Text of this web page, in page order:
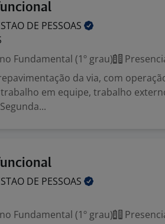
DE PESSOAS
Fundamental (1º grau)
da via, com
em equipe, trabalho
DE PESSOAS
Fundamental (1º grau)